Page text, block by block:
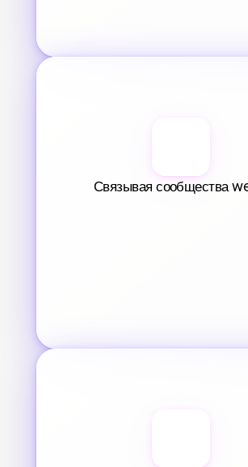
Связывая сообщества